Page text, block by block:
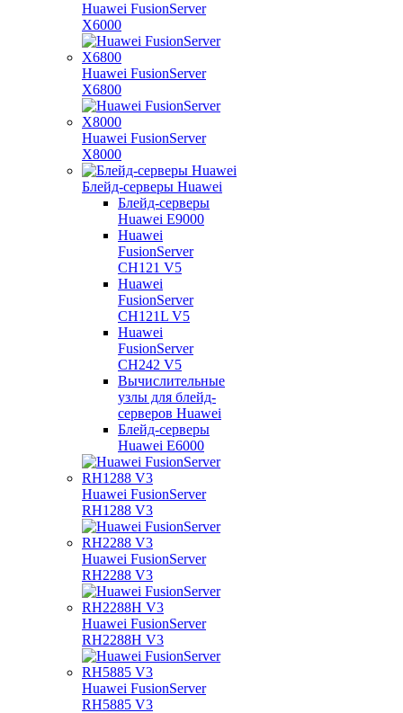
Huawei FusionServer
X6000
Huawei FusionServer
X6800
Huawei FusionServer
X8000
Блейд-серверы Huawei
Блейд-серверы
Huawei E9000
Huawei
FusionServer
CH121 V5
Huawei
FusionServer
CH121L V5
Huawei
FusionServer
CH242 V5
Вычислительные
узлы для блейд-
серверов Huawei
Блейд-серверы
Huawei E6000
Huawei FusionServer
RH1288 V3
Huawei FusionServer
RH2288 V3
Huawei FusionServer
RH2288H V3
Huawei FusionServer
RH5885 V3